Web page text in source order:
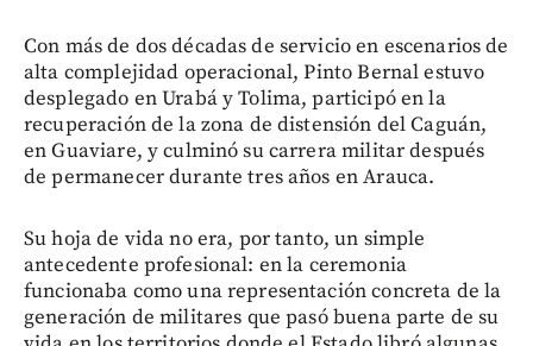
Con más de dos décadas de servicio en escenarios de
alta complejidad operacional, Pinto Bernal estuvo
desplegado en Urabá y Tolima, participó en la
recuperación de la zona de distensión del Caguán,
en Guaviare, y culminó su carrera militar después
de permanecer durante tres años en Arauca.
Su hoja de vida no era, por tanto, un simple
antecedente profesional: en la ceremonia
funcionaba como una representación concreta de la
generación de militares que pasó buena parte de su